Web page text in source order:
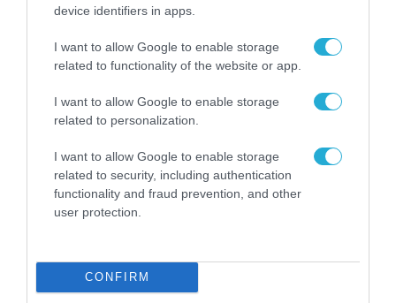
device identifiers in apps.
I want to allow Google to enable storage
related to functionality of the website or app.
I want to allow Google to enable storage
related to personalization.
I want to allow Google to enable storage
related to security, including authentication
functionality and fraud prevention, and other
user protection.
CONFIRM
07.08.2026 | 20:02
Κωνσταντίνο Ζούλα από τον ΣΚΑΪ – Ο λόγος της
απομάκρυνσής του